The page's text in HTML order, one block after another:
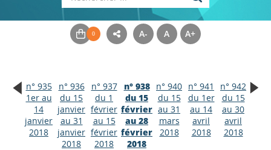
A- A A+
n° 935
1er au
14
janvier
2018
n° 936
du 15
janvier
au 31
janvier
2018
n° 937
du 1
février
au 15
février
2018
n° 938
du 15
février
au 28
février
2018
n° 940
du 15
au 31
mars
2018
n° 941
du 1er
au 14
avril
2018
n° 942
du 15
au 30
avril
2018